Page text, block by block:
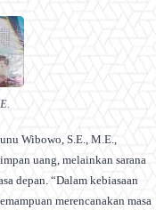
Wibowo, S.E., M.E.,
uang, melainkan sarana
depan. “Dalam kebiasaan
merencanakan masa